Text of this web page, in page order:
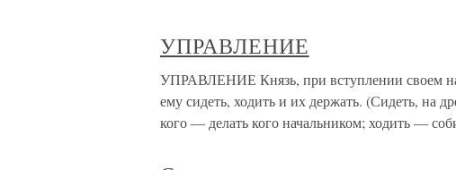
УПРАВЛЕНИЕ
УПРАВЛЕНИЕ Князь, при вступлении своем на
ему сидеть, ходить и их держать. (Сидеть, на
кого — делать кого начальником; ходить —